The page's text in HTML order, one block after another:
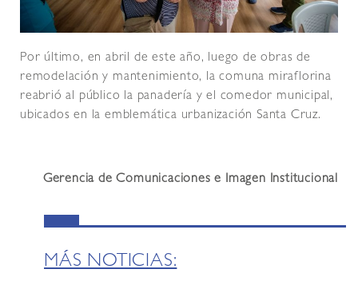
Por último, en abril de este año, luego de obras de
remodelación y mantenimiento, la comuna miraflorina
reabrió al público la panadería y el comedor municipal,
ubicados en la emblemática urbanización Santa Cruz.
Gerencia de Comunicaciones e Imagen Institucional
MÁS NOTICIAS: